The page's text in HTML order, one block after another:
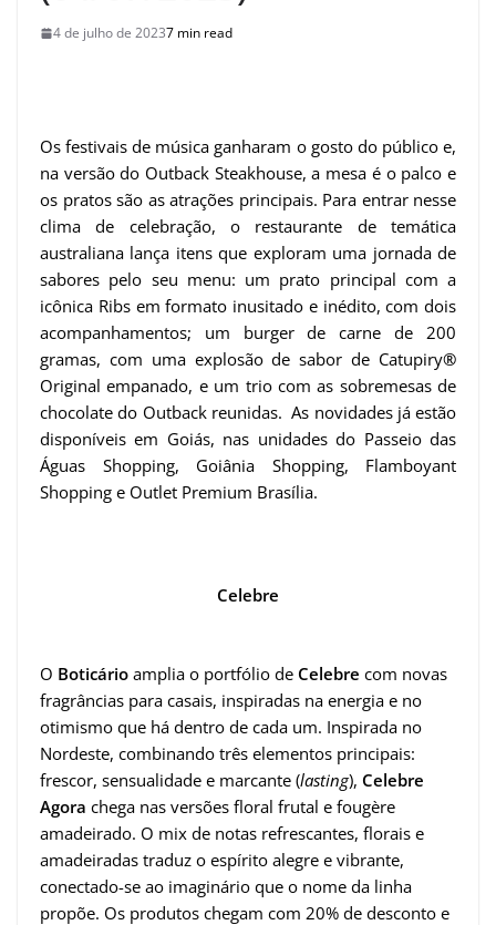
4 de julho de 20237 min read
Os festivais de música ganharam o gosto do público e,
na versão do Outback Steakhouse, a mesa é o palco e
os pratos são as atrações principais. Para entrar nesse
clima de celebração, o restaurante de temática
australiana lança itens que exploram uma jornada de
sabores pelo seu menu: um prato principal com a
icônica Ribs em formato inusitado e inédito, com dois
acompanhamentos; um burger de carne de 200
gramas, com uma explosão de sabor de Catupiry®
Original empanado, e um trio com as sobremesas de
chocolate do Outback reunidas. As novidades já estão
disponíveis em Goiás, nas unidades do Passeio das
Águas Shopping, Goiânia Shopping, Flamboyant
Shopping e Outlet Premium Brasília.
Celebre
O Boticário amplia o portfólio de Celebre com novas
fragrâncias para casais, inspiradas na energia e no
otimismo que há dentro de cada um. Inspirada no
Nordeste, combinando três elementos principais:
frescor, sensualidade e marcante (lasting), Celebre
Agora chega nas versões floral frutal e fougère
amadeirado. O mix de notas refrescantes, florais e
amadeiradas traduz o espírito alegre e vibrante,
conectado-se ao imaginário que o nome da linha
propõe. Os produtos chegam com 20% de desconto e